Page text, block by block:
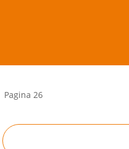
Pagina 26